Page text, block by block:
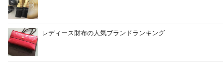
レディース財布の人気ブランドランキング